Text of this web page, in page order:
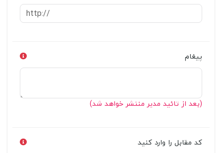
پیغام
(بعد از تائید مدیر منتشر خواهد شد)
کد مقابل را وارد کنید